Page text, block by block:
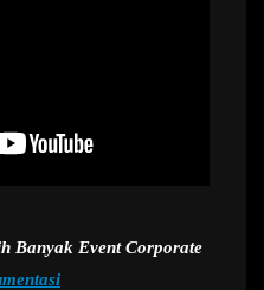
Banyak Event Corporate